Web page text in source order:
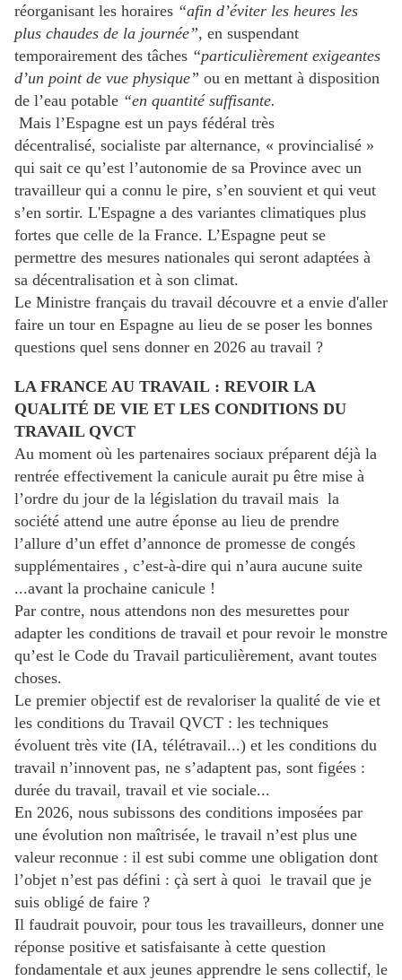
réorganisant les horaires “afin d’éviter les heures les
plus chaudes de la journée”, en suspendant
temporairement des tâches “particulièrement exigeantes
d’un point de vue physique” ou en mettant à disposition
de l’eau potable “en quantité suffisante.
Mais l’Espagne est un pays fédéral très
décentralisé, socialiste par alternance, « provincialisé »
qui sait ce qu’est l’autonomie de sa Province avec un
travailleur qui a connu le pire, s’en souvient et qui veut
s’en sortir. L'Espagne a des variantes climatiques plus
fortes que celle de la France. L’Espagne peut se
permettre des mesures nationales qui seront adaptées à
sa décentralisation et à son climat.
Le Ministre français du travail découvre et a envie d'aller
faire un tour en Espagne au lieu de se poser les bonnes
questions quel sens donner en 2026 au travail ?
LA FRANCE AU TRAVAIL : REVOIR LA
QUALITÉ DE VIE ET LES CONDITIONS DU
TRAVAIL QVCT
Au moment où les partenaires sociaux préparent déjà la
rentrée effectivement la canicule aurait pu être mise à
l’ordre du jour de la législation du travail mais la
société attend une autre éponse au lieu de prendre
l’allure d’un effet d’annonce de promesse de congés
supplémentaires , c’est-à-dire qui n’aura aucune suite
...avant la prochaine canicule !
Par contre, nous attendons non des mesurettes pour
adapter les conditions de travail et pour revoir le monstre
qu’est le Code du Travail particulièrement, avant toutes
choses.
Le premier objectif est de revaloriser la qualité de vie et
les conditions du Travail QVCT : les techniques
évoluent très vite (IA, télétravail...) et les conditions du
travail n’innovent pas, ne s’adaptent pas, sont figées :
durée du travail, travail et vie sociale...
En 2026, nous subissons des conditions imposées par
une évolution non maîtrisée, le travail n’est plus une
valeur reconnue : il est subi comme une obligation dont
l’objet n’est pas défini : çà sert à quoi le travail que je
suis obligé de faire ?
Il faudrait pouvoir, pour tous les travailleurs, donner une
réponse positive et satisfaisante à cette question
fondamentale et aux jeunes apprendre le sens collectif, le